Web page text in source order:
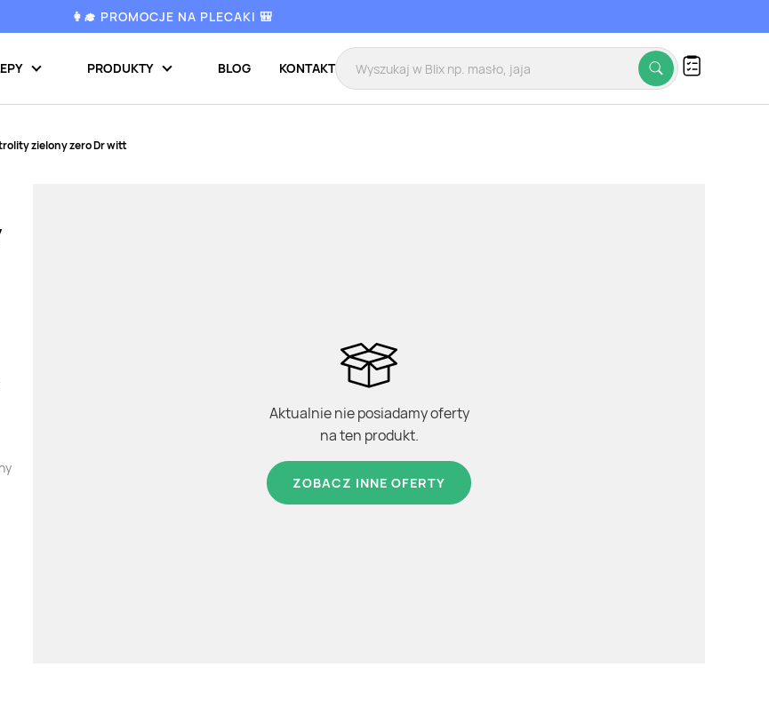
👩‍🎓 PROMOCJE NA PLECAKI 🎒
PRODUKTY BLOG KONTAKT
zielony zero Dr witt
Aktualnie nie posiadamy oferty
na ten produkt.
ZOBACZ INNE OFERTY